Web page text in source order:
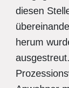
diesen
herum